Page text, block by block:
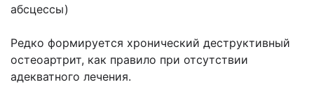
абсцессы)
Редко формируется хронический деструктивный
остеоартрит, как правило при отсутствии
адекватного лечения.